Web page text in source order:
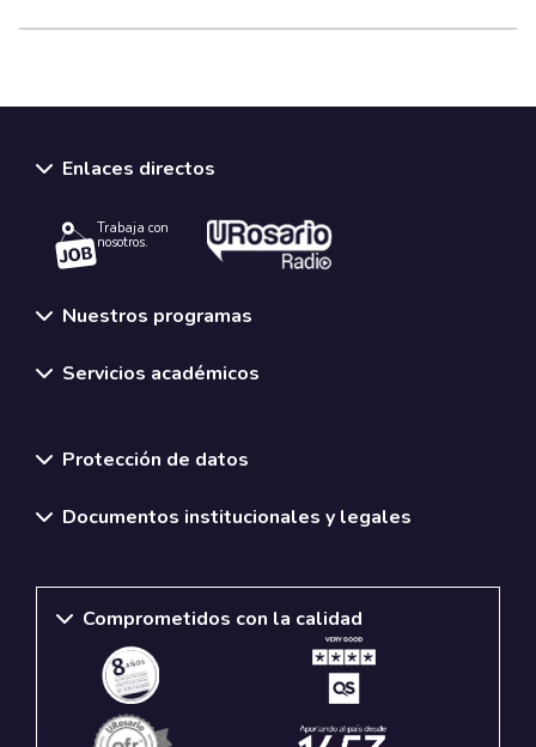
Enlaces directos
Trabaja con
nosotros.
Nuestros programas
Servicios académicos
Protección de datos
Documentos institucionales y legales
Comprometidos con la calidad